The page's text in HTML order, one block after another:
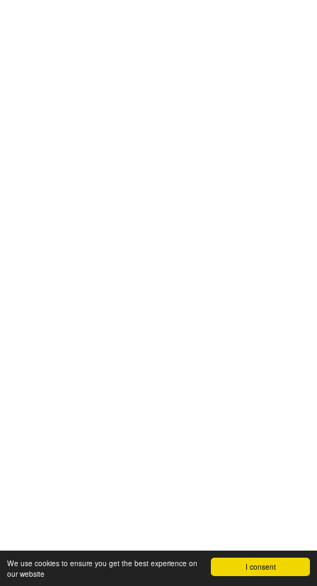
I consent
We use cookies to ensure you get the best experience on
our website